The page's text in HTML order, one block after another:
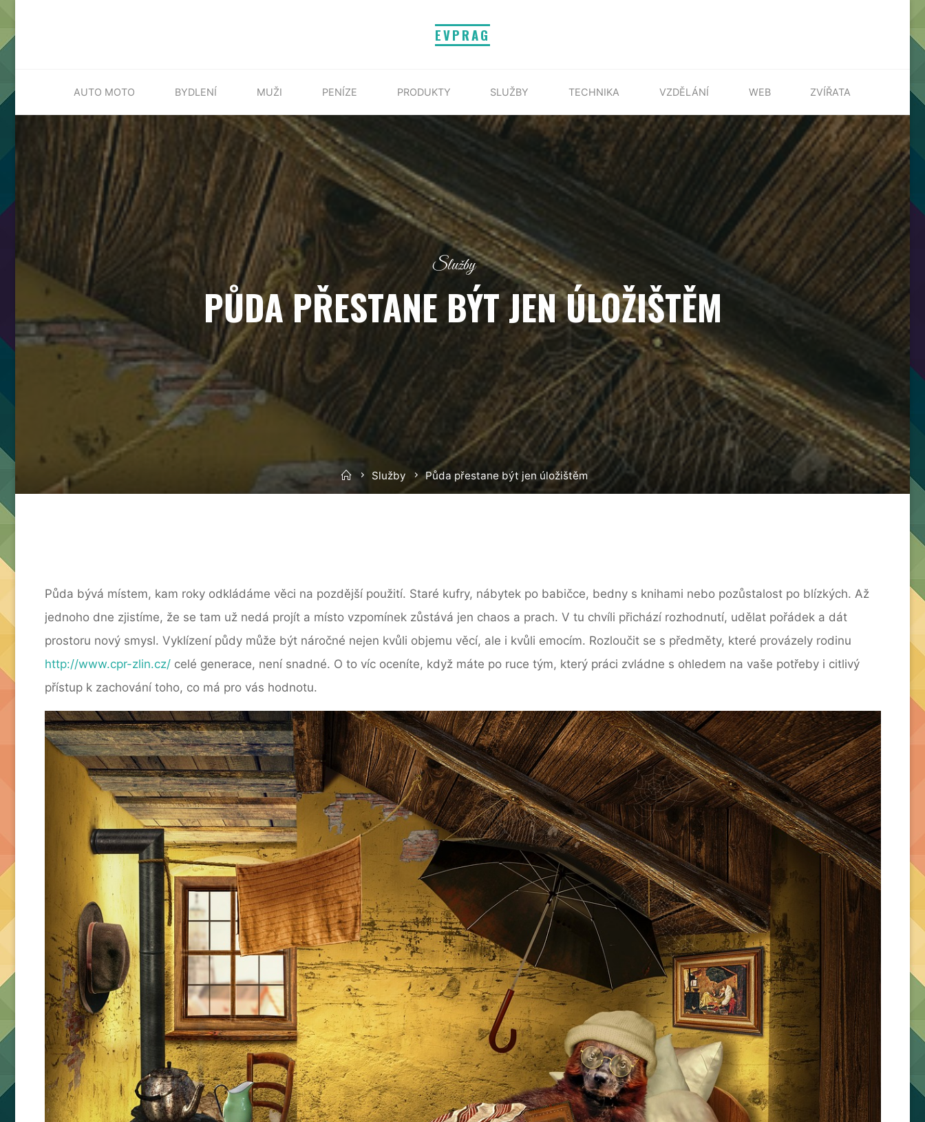
EVPRAG
Skip
to
content
AUTO MOTO BYDLENÍ MUŽI PENÍZE PRODUKTY SLUŽBY TECHNIKA VZDĚLÁNÍ WEB ZVÍŘATA
Služby
PŮDA PŘESTANE BÝT JEN ÚLOŽIŠTĚM
HomeSlužby Půda přestane být jen úložištěm
Půda bývá místem, kam roky odkládáme věci na pozdější použití. Staré kufry, nábytek po babičce, bedny s knihami nebo pozůstalost po blízkých. Až
jednoho dne zjistíme, že se tam už nedá projít a místo vzpomínek zůstává jen chaos a prach. V tu chvíli přichází rozhodnutí, udělat pořádek a dát
prostoru nový smysl. Vyklízení půdy může být náročné nejen kvůli objemu věcí, ale i kvůli emocím. Rozloučit se s předměty, které provázely rodinu
http://www.cpr-zlin.cz/celé generace, není snadné. O to víc oceníte, když máte po ruce tým, který práci zvládne s ohledem na vaše potřeby i citlivý
přístup k zachování toho, co má pro vás hodnotu.